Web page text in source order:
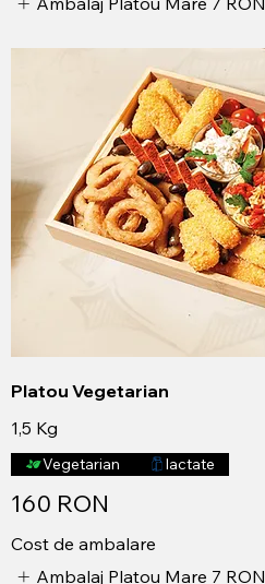
Platou Vegetarian
1,5 Kg
160 RON
Vegetarian lactate
Cost de ambalare
Ambalaj Platou Mare 7 RON